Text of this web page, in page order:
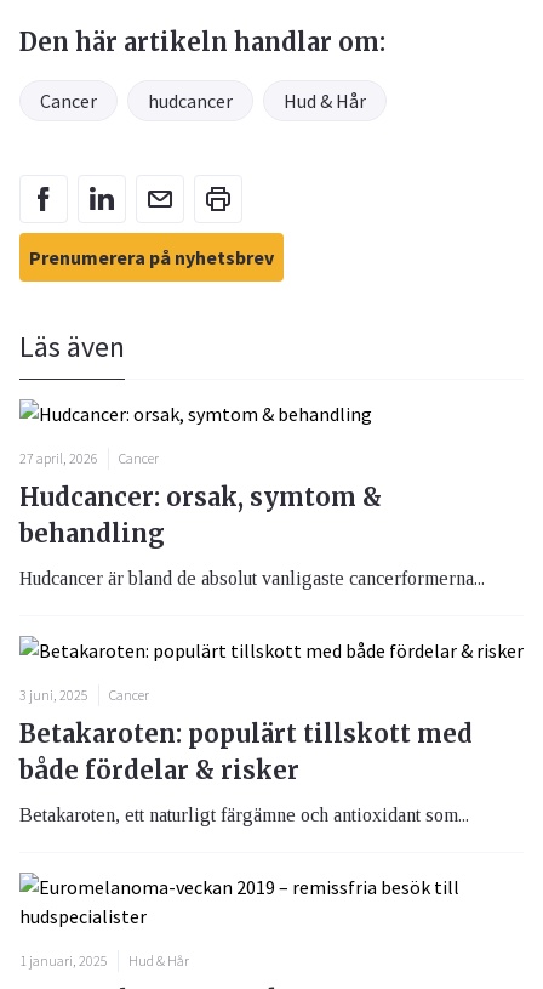
Den här artikeln handlar om:
Cancer hudcancer Hud & Hår
Prenumerera på nyhetsbrev
Läs även
27 april, 2026 Cancer
Hudcancer: orsak, symtom &
behandling
Hudcancer är bland de absolut vanligaste cancerformerna...
3 juni, 2025 Cancer
Betakaroten: populärt tillskott med
både fördelar & risker
Betakaroten, ett naturligt färgämne och antioxidant som...
1 januari, 2025 Hud & Hår